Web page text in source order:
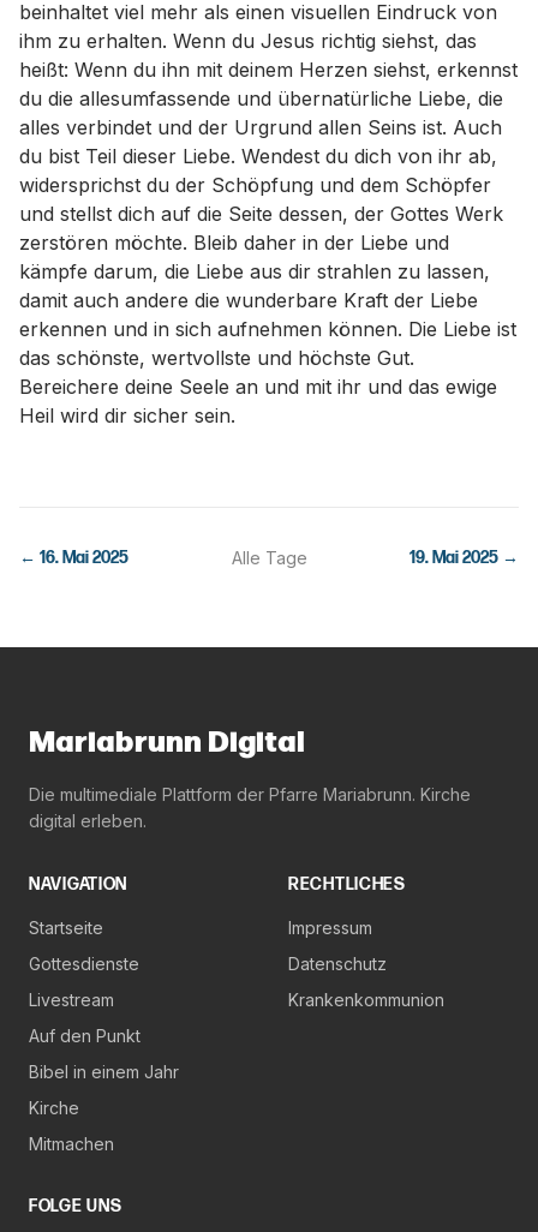
beinhaltet viel mehr als einen visuellen Eindruck von
ihm zu erhalten. Wenn du Jesus richtig siehst, das
heißt: Wenn du ihn mit deinem Herzen siehst, erkennst
du die allesumfassende und übernatürliche Liebe, die
alles verbindet und der Urgrund allen Seins ist. Auch
du bist Teil dieser Liebe. Wendest du dich von ihr ab,
widersprichst du der Schöpfung und dem Schöpfer
und stellst dich auf die Seite dessen, der Gottes Werk
zerstören möchte. Bleib daher in der Liebe und
kämpfe darum, die Liebe aus dir strahlen zu lassen,
damit auch andere die wunderbare Kraft der Liebe
erkennen und in sich aufnehmen können. Die Liebe ist
das schönste, wertvollste und höchste Gut.
Bereichere deine Seele an und mit ihr und das ewige
Heil wird dir sicher sein.
← 16. Mai 2025 Alle Tage 19. Mai 2025 →
Mariabrunn Digital
Die multimediale Plattform der Pfarre Mariabrunn. Kirche
digital erleben.
NAVIGATION
Startseite
Gottesdienste
Livestream
Auf den Punkt
Bibel in einem Jahr
Kirche
Mitmachen
RECHTLICHES
Impressum
Datenschutz
Krankenkommunion
FOLGE UNS